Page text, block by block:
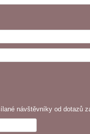
návštěvníky od dotazů